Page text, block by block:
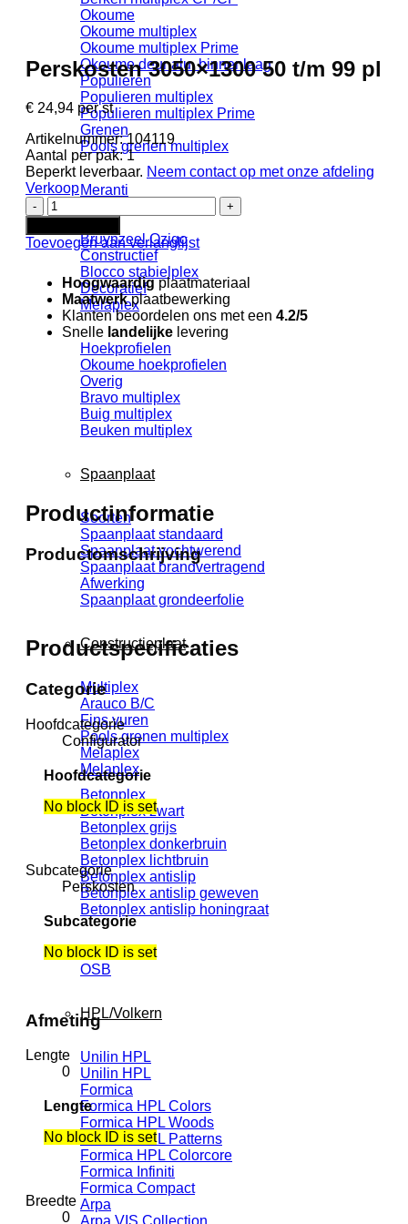
Okoume
Okoume multiplex
Okoume multiplex Prime
Okoume deur alu. binnenlaag
Populieren
Populieren multiplex
Populieren multiplex Prime
Grenen
Pools grenen multiplex
Meranti
Ozigo
Bruynzeel Ozigo
Constructief
Blocco stabielplex
Decoratief
Melaplex
Hoekprofielen
Okoume hoekprofielen
Overig
Bravo multiplex
Buig multiplex
Beuken multiplex
Spaanplaat
Soorten
Spaanplaat standaard
Spaanplaat vochtwerend
Spaanplaat brandvertragend
Afwerking
Spaanplaat grondeerfolie
Constructieplaat
Multiplex
Arauco B/C
Fins vuren
Pools grenen multiplex
Melaplex
Melaplex
Betonplex
Betonplex zwart
Betonplex grijs
Betonplex donkerbruin
Betonplex lichtbruin
Betonplex antislip
Betonplex antislip geweven
Betonplex antislip honingraat
OSB
OSB
HPL/Volkern
Unilin HPL
Unilin HPL
Formica
Formica HPL Colors
Formica HPL Woods
Formica HPL Patterns
Formica HPL Colorcore
Formica Infiniti
Formica Compact
Arpa
Arpa VIS Collection
Perskosten 3050×1300 50 t/m 99 pl
€ 24,94 per st
Artikelnummer: 104119
Aantal per pak: 1
Beperkt leverbaar. Neem contact op met onze afdeling
Verkoop
Perskosten
3050x1300
50
t/m
pl
aantal
Toevoegen aan verlanglijst
Hoogwaardigplaatmateriaal
Maatwerkplaatbewerking
Klanten beoordelen ons met een 4.2/5
Snelle landelijke levering
Productinformatie
Productomschrijving
Productspecificaties
Categorie
Hoofdcategorie
Configurator
Hoofdcategorie
No block ID is set
Subcategorie
Perskosten
Subcategorie
No block ID is set
Afmeting
Lengte
0
Lengte
No block ID is set
Breedte
0